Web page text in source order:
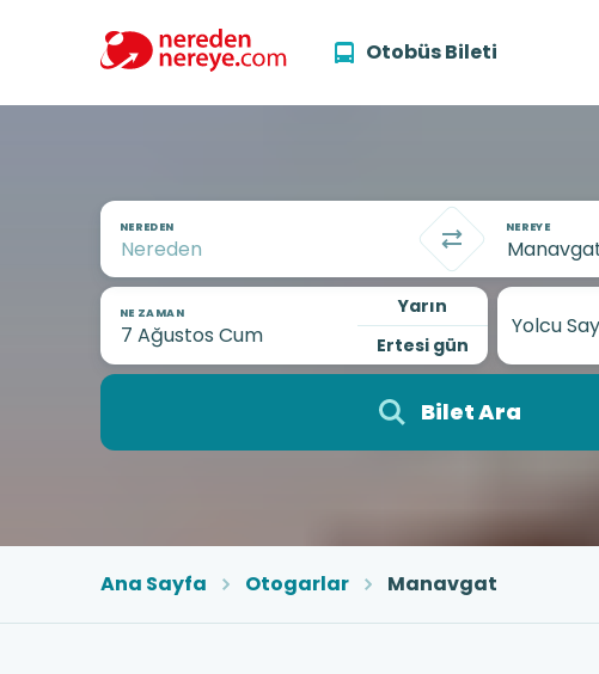
Otobüs Bileti
NEREDEN NEREYE
NE ZAMAN
Yarın
Ertesi gün
Yolcu
Bilet Ara
Ana Sayfa Otogarlar Manavgat